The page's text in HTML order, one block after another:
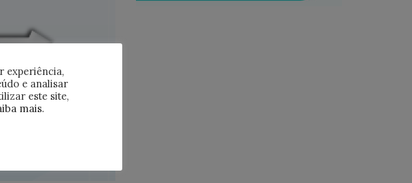
experiência,
e analisar
este site,
mais.